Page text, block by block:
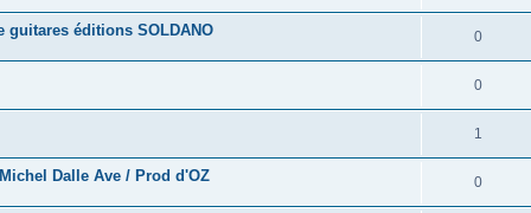
s
s
n
s
s
o
n
s
s
é
o
n
s
s
guitares éditions SOLDANO 0R
é
n
s
0R
é
o
n
1
é
Dalle Ave / Prod d'OZ 0R